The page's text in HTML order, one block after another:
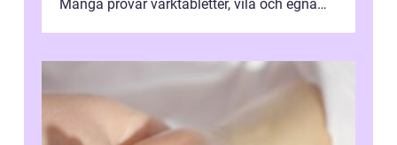
Många provar värktabletter, vila och egna